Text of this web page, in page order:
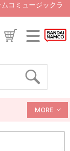
コミュージックラ
MORE